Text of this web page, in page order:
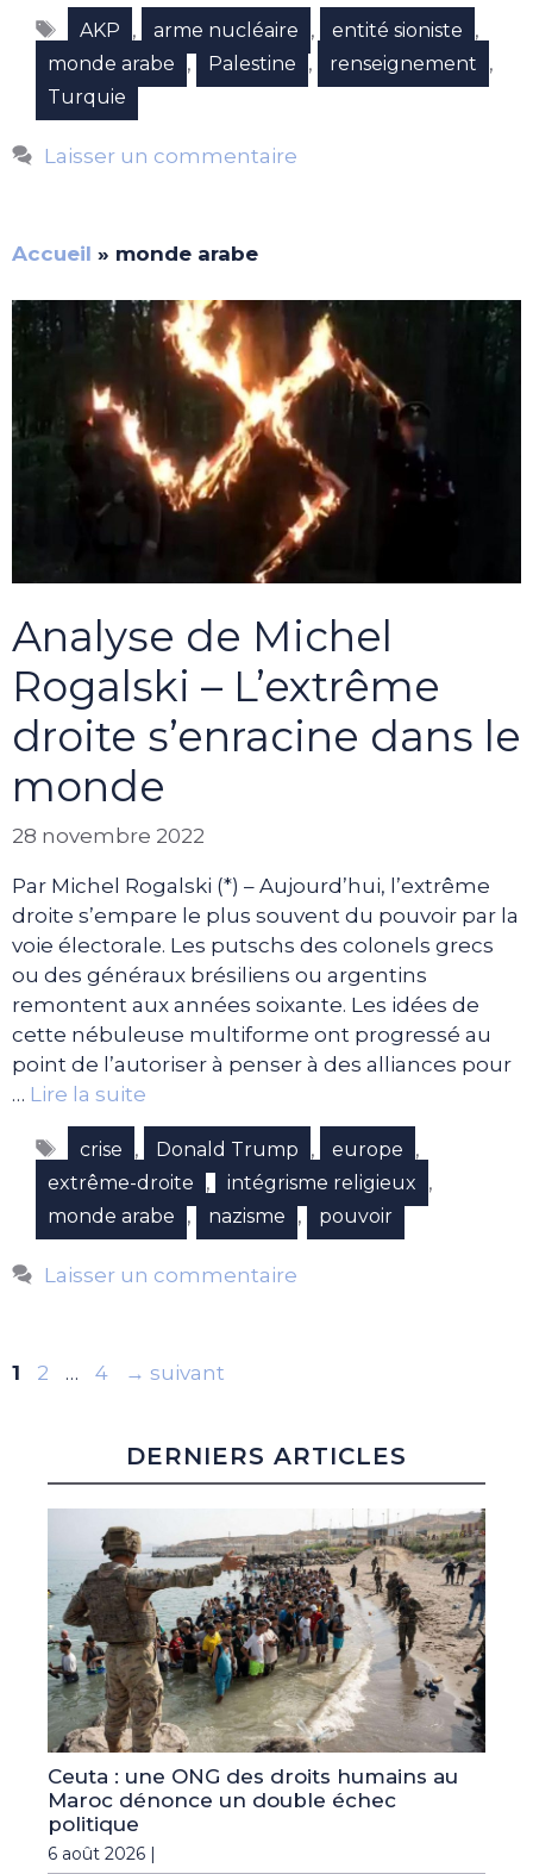
Étiquettes
AKP , arme nucléaire , entité sioniste ,
monde arabe , Palestine , renseignement ,
Turquie
Laisser un commentaire
Accueil » monde arabe
Analyse de Michel
Rogalski – L’extrême
droite s’enracine dans le
monde
28 novembre 2022
Par Michel Rogalski (*) – Aujourd’hui, l’extrême
droite s’empare le plus souvent du pouvoir par la
voie électorale. Les putschs des colonels grecs
ou des généraux brésiliens ou argentins
remontent aux années soixante. Les idées de
cette nébuleuse multiforme ont progressé au
point de l’autoriser à penser à des alliances pour
… Lire la suite
Étiquettes
crise , Donald Trump , europe ,
extrême-droite , intégrisme religieux ,
monde arabe , nazisme , pouvoir
Laisser un commentaire
Page
1 Page
2 … Page
4 → suivant
DERNIERS ARTICLES
Ceuta : une ONG des droits humains au
Maroc dénonce un double échec
politique
6 août 2026 |